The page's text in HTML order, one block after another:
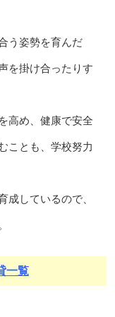
う姿勢を育んだ
を掛け合ったりす
高め、健康で安全
ことも、学校努力
成しているので、
一覧